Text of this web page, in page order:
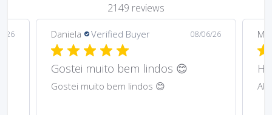
2149 reviews
26 Daniela Verified Buyer 08/06/26
Gostei muito bem lindos 😊
Gostei muito bem lindos 😊